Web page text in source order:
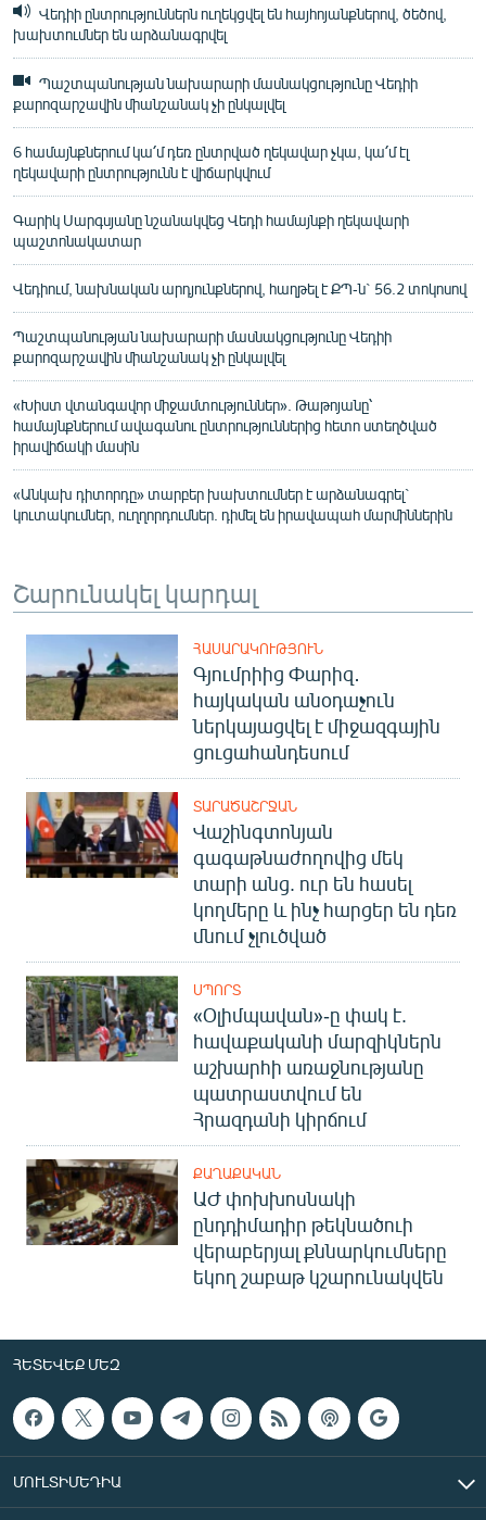
Վեդիի ընտրություններն ուղեկցվել են հայհոյանքներով, ծեծով,
խախտումներ են արձանագրվել
Պաշտպանության նախարարի մասնակցությունը Վեդիի
քարոզարշավին միանշանակ չի ընկալվել
6 համայնքներում կա՛մ դեռ ընտրված ղեկավար չկա, կա՛մ էլ
ղեկավարի ընտրությունն է վիճարկվում
Գարիկ Սարգսյանը նշանակվեց Վեդի համայնքի ղեկավարի
պաշտոնակատար
Վեդիում, նախնական արդյունքներով, հաղթել է ՔՊ-ն` 56.2 տոկոսով
Պաշտպանության նախարարի մասնակցությունը Վեդիի
քարոզարշավին միանշանակ չի ընկալվել
«Խիստ վտանգավոր միջամտություններ». Թաթոյանը՝
համայնքներում ավագանու ընտրություններից հետո ստեղծված
իրավիճակի մասին
«Անկախ դիտորդը» տարբեր խախտումներ է արձանագրել`
կուտակումներ, ուղղորդումներ. դիմել են իրավապահ մարմիններին
Շարունակել կարդալ
ՀԱՍԱՐԱԿՈՒԹՅՈՒՆ
Գյումրիից Փարիզ․
հայկական անօդաչուն
ներկայացվել է միջազգային
ցուցահանդեսում
ՏԱՐԱԾԱՇՐՋԱՆ
Վաշինգտոնյան
գագաթնաժողովից մեկ
տարի անց. ուր են հասել
կողմերը և ինչ հարցեր են դեռ
մնում չլուծված
ՍՊՈՐՏ
«Օլիմպավան»-ը փակ է.
հավաքականի մարզիկներն
աշխարհի առաջնությանը
պատրաստվում են
Հրազդանի կիրճում
ՔԱՂԱՔԱԿԱՆ
ԱԺ փոխխոսնակի
ընդդիմադիր թեկնածուի
վերաբերյալ քննարկումները
եկող շաբաթ կշարունակվեն
ՀԵՏԵՎԵՔ ՄԵԶ
ՄՈՒԼՏԻՄԵԴԻԱ